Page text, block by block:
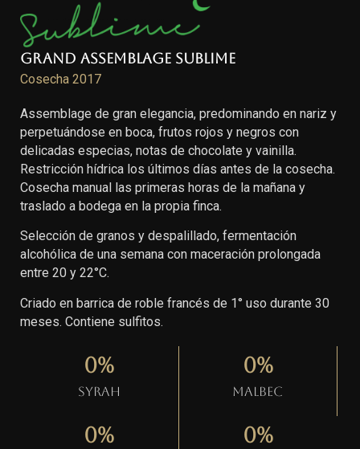
Grand Assemblage Sublime
Cosecha 2017
Assemblage de gran elegancia, predominando en nariz y
perpetuándose en boca, frutos rojos y negros con
delicadas especias, notas de chocolate y vainilla.
Restricción hídrica los últimos días antes de la cosecha.
Cosecha manual las primeras horas de la mañana y
traslado a bodega en la propia finca.
Selección de granos y despalillado, fermentación
alcohólica de una semana con maceración prolongada
entre 20 y 22°C.
Criado en barrica de roble francés de 1° uso durante 30
meses. Contiene sulfitos.
Syrah
0%
Malbec
0%
0% 0%